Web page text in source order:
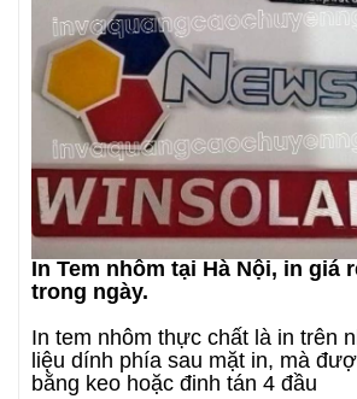
In Tem nhôm tại Hà Nội, in giá
trong ngày.
In tem nhôm thực chất là in trên
liệu dính phía sau mặt in, mà
bằng keo hoặc đinh tán 4 đầu